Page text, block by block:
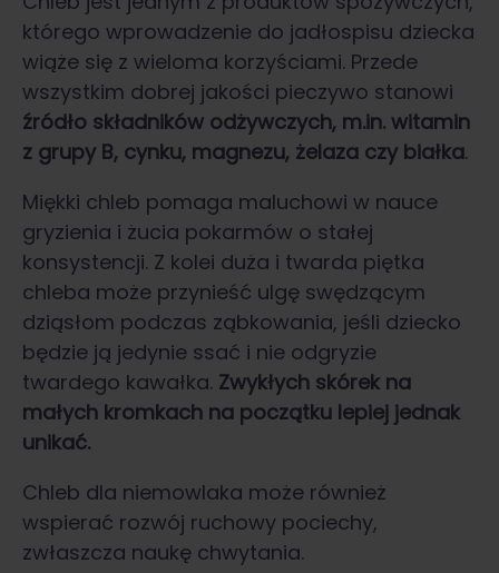
którego wprowadzenie do jadłospisu dziecka
wiąże się z wieloma korzyściami. Przede
wszystkim dobrej jakości pieczywo stanowi
źródło składników odżywczych, m.in. witamin
z grupy B, cynku, magnezu, żelaza czy białka.
Miękki chleb pomaga maluchowi w nauce
gryzienia i żucia pokarmów o stałej
konsystencji. Z kolei duża i twarda piętka
chleba może przynieść ulgę swędzącym
dziąsłom podczas ząbkowania, jeśli dziecko
będzie ją jedynie ssać i nie odgryzie
twardego kawałka. Zwykłych skórek na
małych kromkach na początku lepiej jednak
unikać.
Chleb dla niemowlaka może również
wspierać rozwój ruchowy pociechy,
zwłaszcza naukę chwytania.